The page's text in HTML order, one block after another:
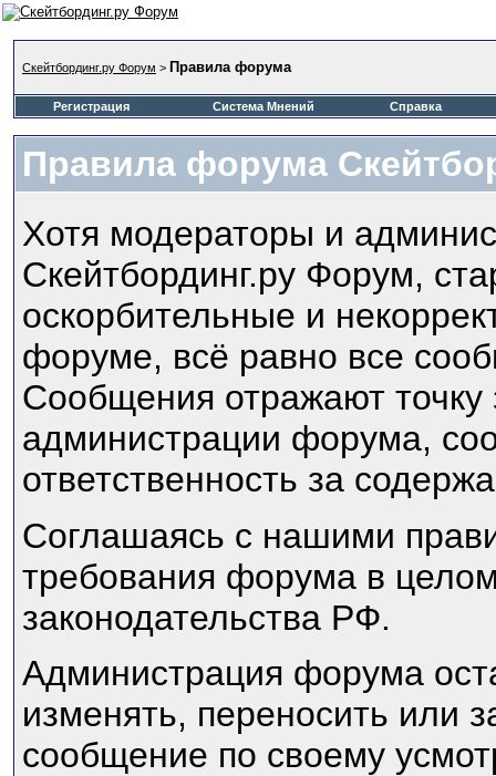
Скейтбординг.ру Форум > Правила форума
Регистрация Система Мнений Справка
Правила форума
Хотя модераторы и
Скейтбординг.ру Форум,
оскорбительные и
форуме, всё равно все
Сообщения отражают точку
администрации форума,
ответственность за
Соглашаясь с нашими
требования форума в
законодательства РФ.
Администрация форума
изменять, переносить или
сообщение по своему